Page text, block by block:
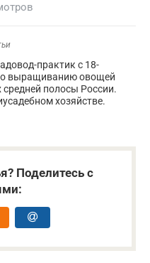
практик с 18-
выращиванию овощей
средней полосы России.
хозяйстве.
Поделитесь с